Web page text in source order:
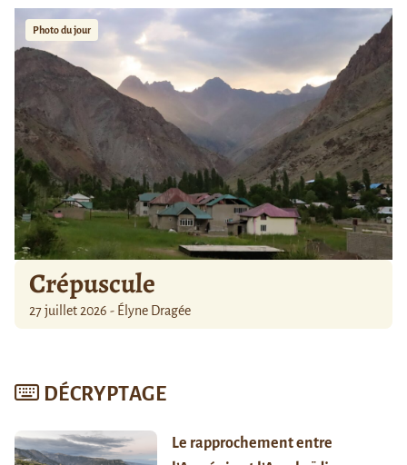
Photo du jour
Crépuscule
27 juillet 2026 - Élyne Dragée
DÉCRYPTAGE
Le rapprochement entre